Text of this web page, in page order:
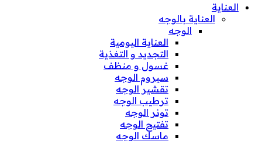
العناية
العناية بالوجه
الوجه
العناية اليومية
التجديد و التغذية
غسول و منظف
سيروم الوجه
تقشير الوجه
ترطيب الوجه
تونر الوجه
تفتيح الوجه
ماسك الوجه